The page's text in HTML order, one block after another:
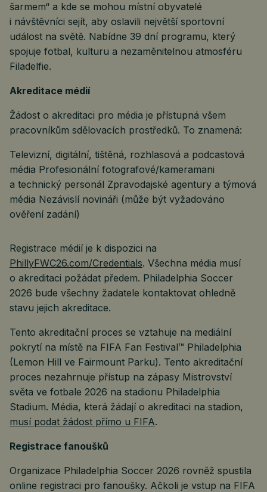
šarmem“ a kde se mohou místní obyvatelé
i návštěvníci sejít, aby oslavili největší sportovní
událost na světě. Nabídne 39 dní programu, který
spojuje fotbal, kulturu a nezaměnitelnou atmosféru
Filadelfie.
Akreditace médií
Žádost o akreditaci pro média je přístupná všem
pracovníkům sdělovacích prostředků. To znamená:
Televizní, digitální, tištěná, rozhlasová a podcastová
média Profesionální fotografové/kameramani
a technický personál Zpravodajské agentury a týmová
média Nezávislí novináři (může být vyžadováno
ověření zadání)
Registrace médií je k dispozici na
PhillyFWC26.com/Credentials. Všechna média musí
o akreditaci požádat předem. Philadelphia Soccer
2026 bude všechny žadatele kontaktovat ohledně
stavu jejich akreditace.
Tento akreditační proces se vztahuje na mediální
pokrytí na místě na FIFA Fan Festival™ Philadelphia
(Lemon Hill ve Fairmount Parku). Tento akreditační
proces nezahrnuje přístup na zápasy Mistrovství
světa ve fotbale 2026 na stadionu Philadelphia
Stadium. Média, která žádají o akreditaci na stadion,
musí podat žádost přímo u FIFA.
Registrace fanoušků
Organizace Philadelphia Soccer 2026 rovněž spustila
online registraci pro fanoušky. Ačkoli je vstup na FIFA